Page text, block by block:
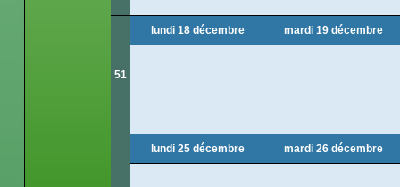
51
lundi 18 décembre mardi 19 décembre
lundi 25 décembre mardi 26 décembre